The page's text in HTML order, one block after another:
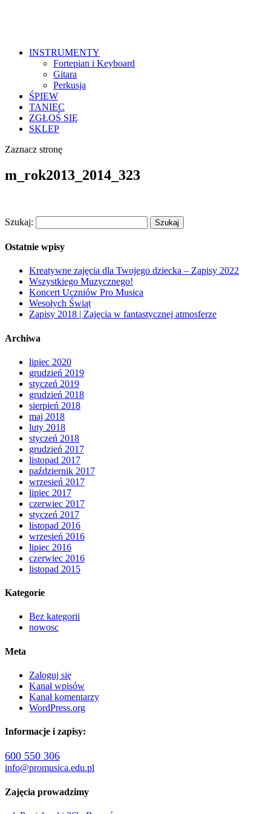
INSTRUMENTY
Fortepian i Keyboard
Gitara
Perkusja
ŚPIEW
TANIEC
ZGŁOŚ SIĘ
SKLEP
Zaznacz stronę
m_rok2013_2014_323
Szukaj:
Ostatnie wpisy
Kreatywne zajęcia dla Twojego dziecka – Zapisy 2022
Wszystkiego Muzycznego!
Koncert Uczniów Pro Musica
Wesołych Świąt
Zapisy 2018 | Zajęcia w fantastycznej atmosferze
Archiwa
lipiec 2020
grudzień 2019
styczeń 2019
grudzień 2018
sierpień 2018
maj 2018
luty 2018
styczeń 2018
grudzień 2017
listopad 2017
październik 2017
wrzesień 2017
lipiec 2017
czerwiec 2017
styczeń 2017
listopad 2016
wrzesień 2016
lipiec 2016
czerwiec 2016
listopad 2015
Kategorie
Bez kategorii
nowosc
Meta
Zaloguj się
Kanał wpisów
Kanał komentarzy
WordPress.org
Informacje i zapisy:
600 550 306
info@promusica.edu.pl
Zajęcia prowadzimy